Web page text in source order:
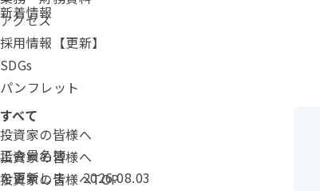
アクセス
採用情報【更新】
SDGs
パンフレット
投資家の皆様へ
投資家の皆様へ
投資家の皆様へTOP
新着情報
カテゴリ：
すべて
正会員名簿
を更新しま
投稿日：
2026.08.03